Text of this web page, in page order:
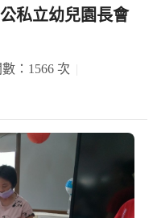
私立幼兒園長會
：1566 次